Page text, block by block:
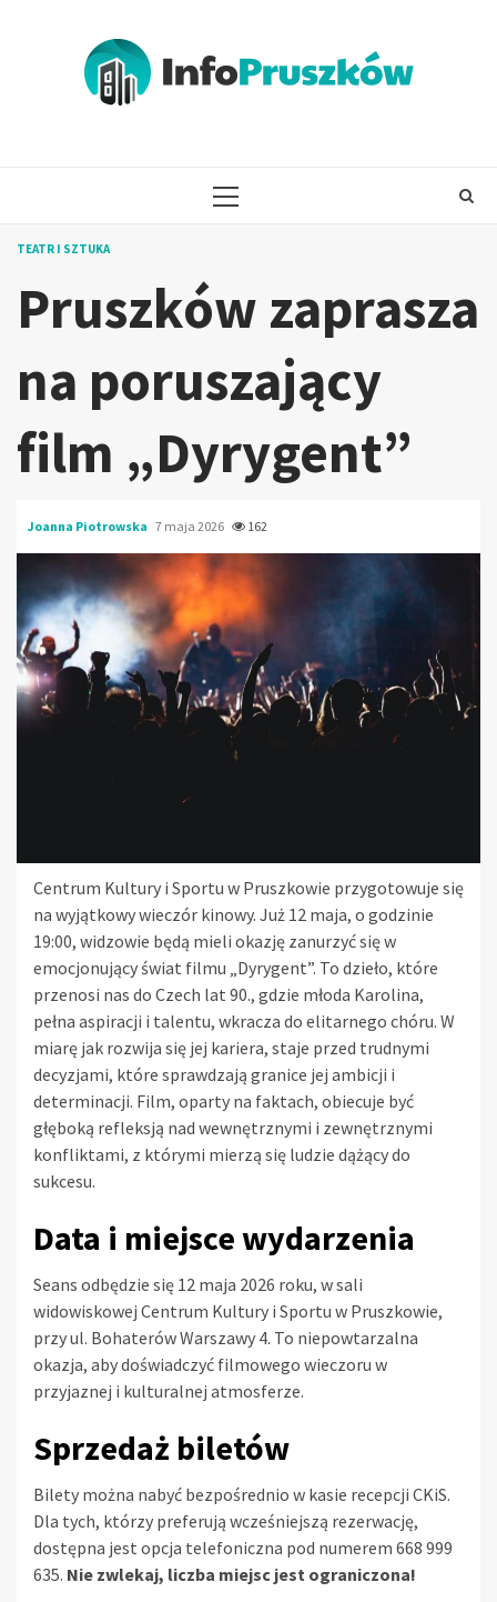
PRIMARY
TEATR I SZTUKA
Pruszków zaprasza
na poruszający
film „Dyrygent”
Joanna Piotrowska 7 maja 2026 162
Centrum Kultury i Sportu w Pruszkowie przygotowuje się
na wyjątkowy wieczór kinowy. Już 12 maja, o godzinie
19:00, widzowie będą mieli okazję zanurzyć się w
emocjonujący świat filmu „Dyrygent”. To dzieło, które
przenosi nas do Czech lat 90., gdzie młoda Karolina,
pełna aspiracji i talentu, wkracza do elitarnego chóru. W
miarę jak rozwija się jej kariera, staje przed trudnymi
decyzjami, które sprawdzają granice jej ambicji i
determinacji. Film, oparty na faktach, obiecuje być
głęboką refleksją nad wewnętrznymi i zewnętrznymi
konfliktami, z którymi mierzą się ludzie dążący do
sukcesu.
Data i miejsce wydarzenia
Seans odbędzie się 12 maja 2026 roku, w sali
widowiskowej Centrum Kultury i Sportu w Pruszkowie,
przy ul. Bohaterów Warszawy 4. To niepowtarzalna
okazja, aby doświadczyć filmowego wieczoru w
przyjaznej i kulturalnej atmosferze.
Sprzedaż biletów
Bilety można nabyć bezpośrednio w kasie recepcji CKiS.
Dla tych, którzy preferują wcześniejszą rezerwację,
dostępna jest opcja telefoniczna pod numerem 668 999
635. Nie zwlekaj, liczba miejsc jest ograniczona!